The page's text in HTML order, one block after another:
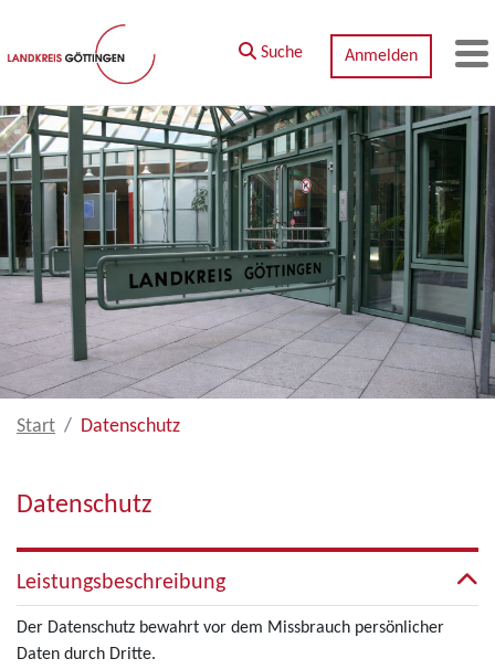
Zum Hauptinhalt springen
Suche Anmelden
Start Datenschutz
Datenschutz
Leistungsbeschreibung
Der Datenschutz bewahrt vor dem Missbrauch persönlicher
Daten durch Dritte.